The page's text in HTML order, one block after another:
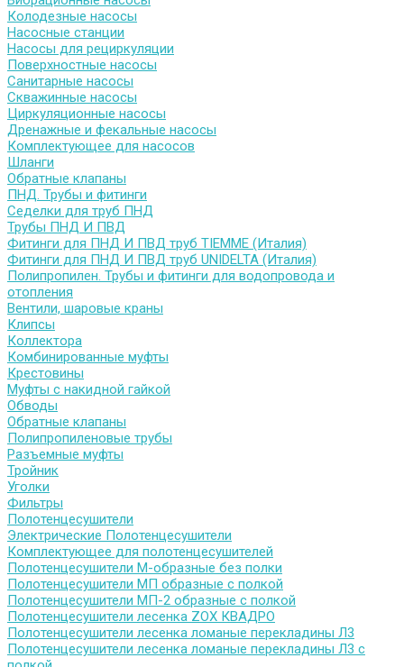
Колодезные насосы
Насосные станции
Насосы для рециркуляции
Поверхностные насосы
Санитарные насосы
Скважинные насосы
Циркуляционные насосы
Дренажные и фекальные насосы
Комплектующее для насосов
Шланги
Обратные клапаны
ПНД. Трубы и фитинги
Седелки для труб ПНД
Трубы ПНД И ПВД
Фитинги для ПНД И ПВД труб TIEMME (Италия)
Фитинги для ПНД И ПВД труб UNIDELTA (Италия)
Полипропилен. Трубы и фитинги для водопровода и
отопления
Вентили, шаровые краны
Клипсы
Коллектора
Комбинированные муфты
Крестовины
Муфты с накидной гайкой
Обводы
Обратные клапаны
Полипропиленовые трубы
Разъемные муфты
Тройник
Уголки
Фильтры
Полотенцесушители
Электрические Полотенцесушители
Комплектующее для полотенцесушителей
Полотенцесушители М-образные без полки
Полотенцесушители МП образные с полкой
Полотенцесушители МП-2 образные с полкой
Полотенцесушители лесенка ZOX КВАДРО
Полотенцесушители лесенка ломаные перекладины Л3
Полотенцесушители лесенка ломаные перекладины Л3 с